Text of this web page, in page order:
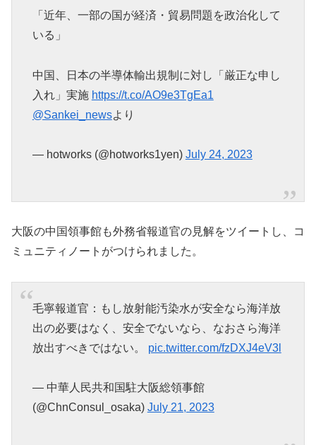
「近年、一部の国が経済・貿易問題を政治化して
いる」
中国、日本の半導体輸出規制に対し「厳正な申し
入れ」実施 https://t.co/AO9e3TgEa1
@Sankei_newsより
— hotworks (@hotworks1yen) July 24, 2023
大阪の中国領事館も外務省報道官の見解をツイートし、コ
ミュニティノートがつけられました。
毛寧報道官：もし放射能汚染水が安全なら海洋放
出の必要はなく、安全でないなら、なおさら海洋
放出すべきではない。 pic.twitter.com/fzDXJ4eV3l
— 中華人民共和国駐大阪総領事館
(@ChnConsul_osaka) July 21, 2023